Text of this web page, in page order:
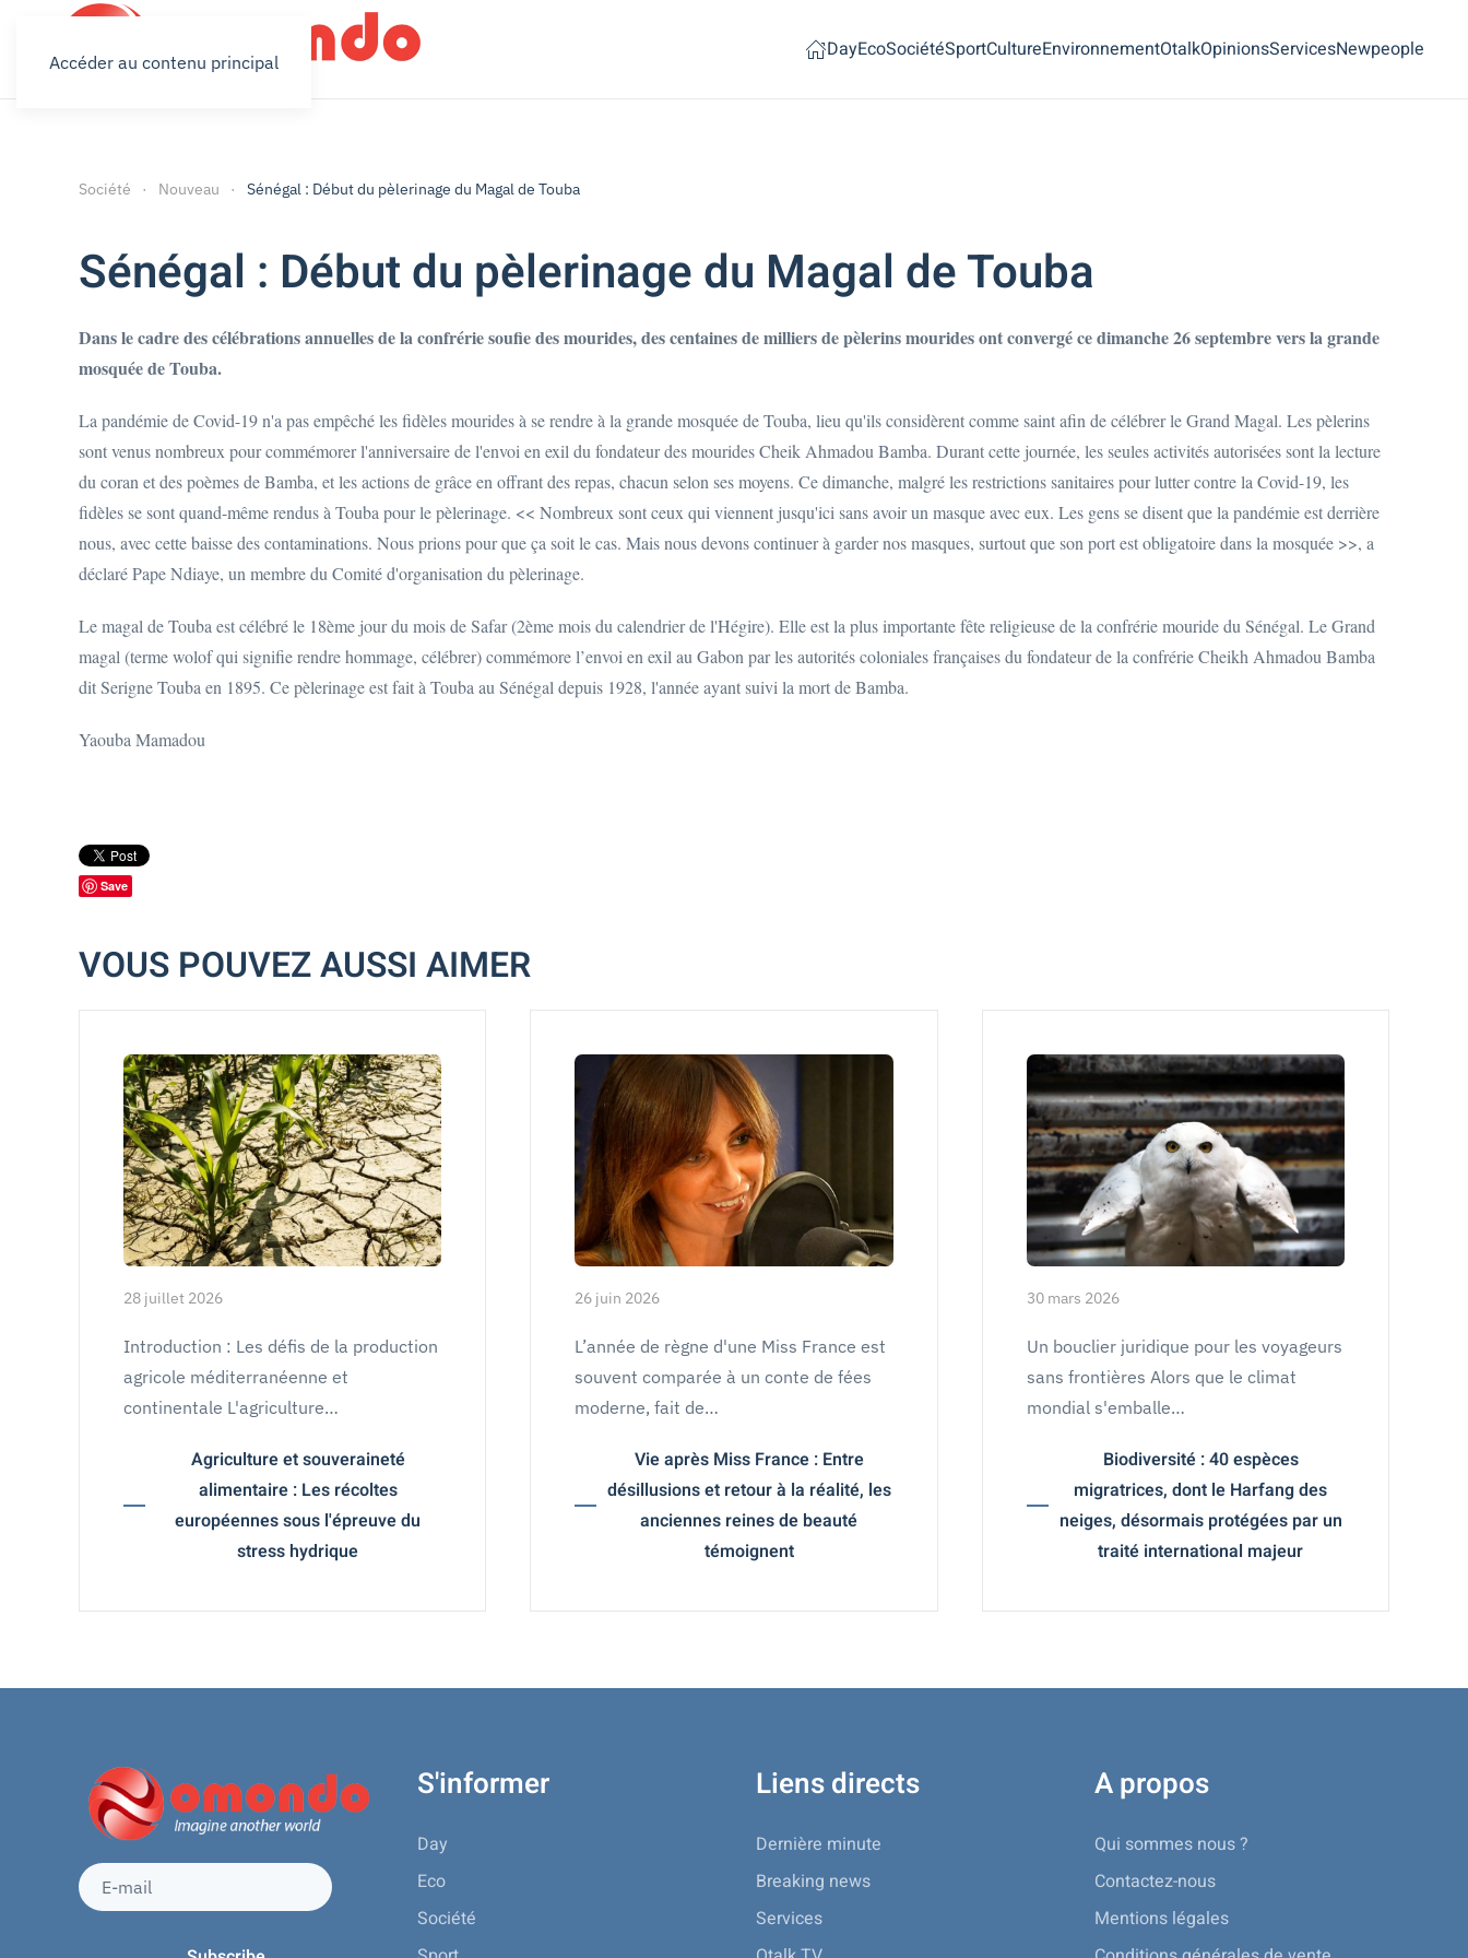
Accéder au contenu principal DayEcoSociétéSportCultureEnvironnementOtalkOpinionsServicesNewpeople
Société Nouveau Sénégal : Début du pèlerinage du Magal de Touba
Sénégal : Début du pèlerinage du Magal de Touba
Dans le cadre des célébrations annuelles de la confrérie soufie des mourides, des centaines de milliers de pèlerins mourides ont convergé ce dimanche 26 septembre vers la grande
mosquée de Touba.
La pandémie de Covid-19 n'a pas empêché les fidèles mourides à se rendre à la grande mosquée de Touba, lieu qu'ils considèrent comme saint afin de célébrer le Grand Magal. Les pèlerins
sont venus nombreux pour commémorer l'anniversaire de l'envoi en exil du fondateur des mourides Cheik Ahmadou Bamba. Durant cette journée, les seules activités autorisées sont la lecture
du coran et des poèmes de Bamba, et les actions de grâce en offrant des repas, chacun selon ses moyens. Ce dimanche, malgré les restrictions sanitaires pour lutter contre la Covid-19, les
fidèles se sont quand-même rendus à Touba pour le pèlerinage. << Nombreux sont ceux qui viennent jusqu'ici sans avoir un masque avec eux. Les gens se disent que la pandémie est derrière
nous, avec cette baisse des contaminations. Nous prions pour que ça soit le cas. Mais nous devons continuer à garder nos masques, surtout que son port est obligatoire dans la mosquée >>, a
déclaré Pape Ndiaye, un membre du Comité d'organisation du pèlerinage.
Le magal de Touba est célébré le 18ème jour du mois de Safar (2ème mois du calendrier de l'Hégire). Elle est la plus importante fête religieuse de la confrérie mouride du Sénégal. Le Grand
magal (terme wolof qui signifie rendre hommage, célébrer) commémore l’envoi en exil au Gabon par les autorités coloniales françaises du fondateur de la confrérie Cheikh Ahmadou Bamba
dit Serigne Touba en 1895. Ce pèlerinage est fait à Touba au Sénégal depuis 1928, l'année ayant suivi la mort de Bamba.
Yaouba Mamadou
Save
VOUS POUVEZ AUSSI AIMER
28 juillet 2026
Introduction : Les défis de la production
agricole méditerranéenne et
continentale L'agriculture…
Agriculture et souveraineté
alimentaire : Les récoltes
européennes sous l'épreuve du
stress hydrique
26 juin 2026
L’année de règne d'une Miss France est
souvent comparée à un conte de fées
moderne, fait de…
Vie après Miss France : Entre
désillusions et retour à la réalité, les
anciennes reines de beauté
témoignent
30 mars 2026
Un bouclier juridique pour les voyageurs
sans frontières Alors que le climat
mondial s'emballe…
Biodiversité : 40 espèces
migratrices, dont le Harfang des
neiges, désormais protégées par un
traité international majeur
S'informer
Day
Eco
Société
Liens directs
Dernière minute
Breaking news
Services
A propos
Qui sommes nous ?
Contactez-nous
Mentions légales